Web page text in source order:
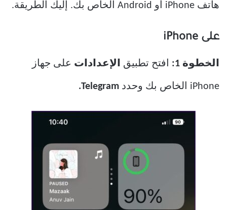
هاتف iPhone أو Android الخاص بك. إليك الطريقة.
على iPhone
الخطوة 1: افتح تطبيق الإعدادات على جهاز
iPhone الخاص بك وحدد Telegram.